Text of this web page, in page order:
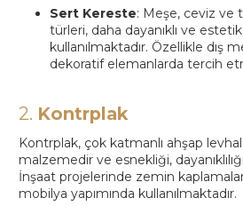
Sert Kereste: Meşe, ceviz ve
türleri, daha dayanıklı ve
kullanılmaktadır. Özellikle dış
dekoratif elemanlarda tercih
2. Kontrplak
Kontrplak, çok katmanlı ahşap
malzemedir ve esnekliği,
İnşaat projelerinde zemin
mobilya yapımında kullanılmaktadır.